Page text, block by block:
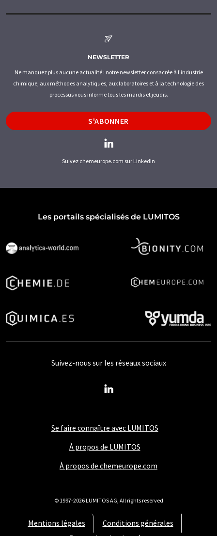
NEWSLETTER
Ne manquez plus aucune actualité : notre newsletter consacrée à l'industrie
chimique, aux méthodes analytiques, aux laboratoires et à la technologie des
processus vous informe tous les mardis et jeudis.
S'ABONNER
Suivez chemeurope.com sur LinkedIn
Les portails spécialisés de LUMITOS
Se faire connaître avec LUMITOS
À propos de LUMITOS
À propos de chemeurope.com
Mentions légales
Conditions générales
Suivez-nous sur les réseaux sociaux
© 1997-2026 LUMITOS AG, All rights reserved